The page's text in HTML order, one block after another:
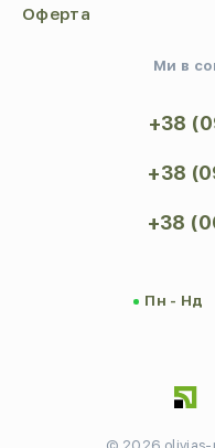
Оферта
Ми в
+38
+38
+38
Пн - Нд
© 2026 olivias-